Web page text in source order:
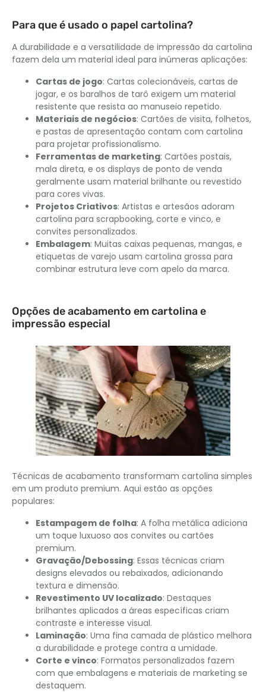
Para que é usado o papel cartolina?
A durabilidade e a versatilidade de impressão da cartolina
fazem dela um material ideal para inúmeras aplicações:
Cartas de jogo: Cartas colecionáveis, cartas de
jogar, e os baralhos de tarô exigem um material
resistente que resista ao manuseio repetido.
Materiais de negócios: Cartões de visita, folhetos,
e pastas de apresentação contam com cartolina
para projetar profissionalismo.
Ferramentas de marketing: Cartões postais,
mala direta, e os displays de ponto de venda
geralmente usam material brilhante ou revestido
para cores vivas.
Projetos Criativos: Artistas e artesãos adoram
cartolina para scrapbooking, corte e vinco, e
convites personalizados.
Embalagem: Muitas caixas pequenas, mangas, e
etiquetas de varejo usam cartolina grossa para
combinar estrutura leve com apelo da marca.
Opções de acabamento em cartolina e
impressão especial
Técnicas de acabamento transformam cartolina simples
em um produto premium. Aqui estão as opções
populares:
Estampagem de folha: A folha metálica adiciona
um toque luxuoso aos convites ou cartões
premium.
Gravação/Debossing: Essas técnicas criam
designs elevados ou rebaixados, adicionando
textura e dimensão.
Revestimento UV localizado: Destaques
brilhantes aplicados a áreas específicas criam
contraste e interesse visual.
Laminação: Uma fina camada de plástico melhora
a durabilidade e protege contra a umidade.
Corte e vinco: Formatos personalizados fazem
com que embalagens e materiais de marketing se
destaquem.